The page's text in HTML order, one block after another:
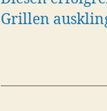
Grillen